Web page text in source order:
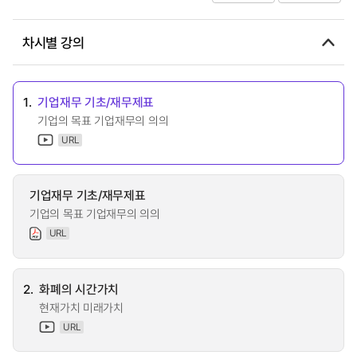
차시별 강의
1. 기업재무 기초/재무제표
기업의 목표 기업재무의 의의
URL
기업재무 기초/재무제표
기업의 목표 기업재무의 의의
URL
2. 화폐의 시간가치
현재가치 미래가치
URL